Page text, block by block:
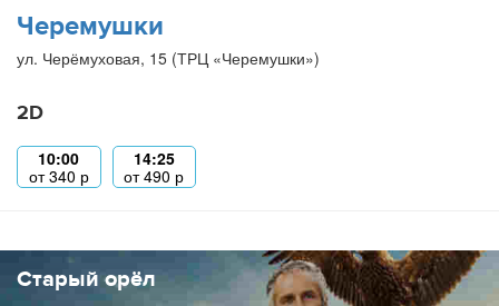
Черемушки
ул. Черёмуховая, 15 (ТРЦ «Черемушки»)
2D
10:00
от340 р
14:25
от490 р
Старый орёл